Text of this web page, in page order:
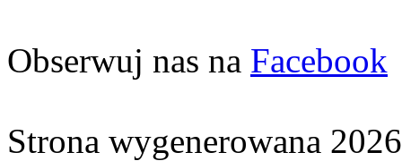
Obserwuj nas na Facebook
Strona wygenerowana